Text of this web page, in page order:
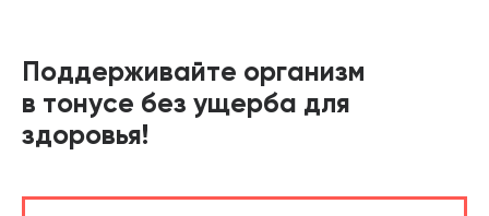
Поддерживайте организм
в тонусе без ущерба для
здоровья!